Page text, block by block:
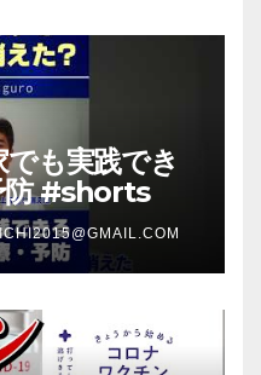
も実践でき
防 #shorts